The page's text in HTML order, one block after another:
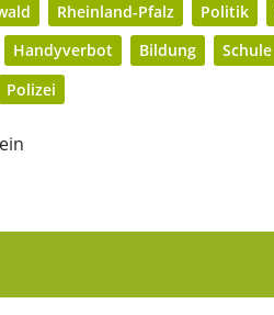
Rheinland-Pfalz Politik
Handyverbot Bildung Schule
Polizei